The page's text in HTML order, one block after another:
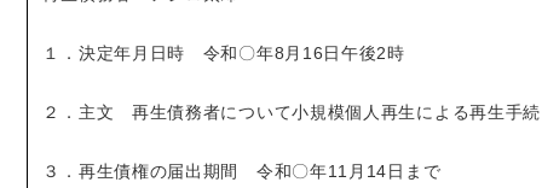
１．決定年月日時 令和〇年8月16日午後2時
２．主文 再生債務者について小規模個人再生による再生手
３．再生債権の届出期間 令和〇年11月14日まで